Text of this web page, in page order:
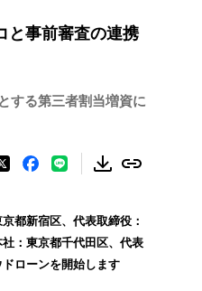
と事前審査の連携
する第三者割当増資に
都新宿区、代表取締役：
：東京都千代田区、代表
ローンを開始します